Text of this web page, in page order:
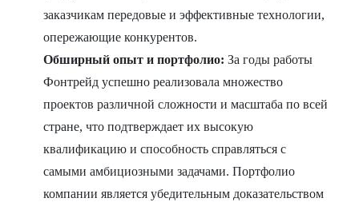
заказчикам передовые и эффективные технологии,
опережающие конкурентов.
Обширный опыт и портфолио: За годы работы
Фонтрейд успешно реализовала множество
проектов различной сложности и масштаба по всей
стране, что подтверждает их высокую
квалификацию и способность справляться с
самыми амбициозными задачами. Портфолио
компании является убедительным доказательством